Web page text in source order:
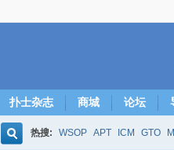
扑士杂志 商城 论坛
热搜: WSOP APT ICM GTO